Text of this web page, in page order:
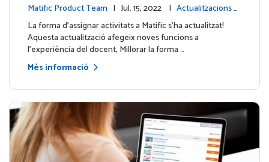
Matific Product Team | Jul. 15, 2022 | Actualitzacions d
e la plataforma
La forma d'assignar activitats a Matific s'ha actualitzat!
Aquesta actualització afegeix noves funcions a
l'experiència del docent, Millorar la forma …
Més informació